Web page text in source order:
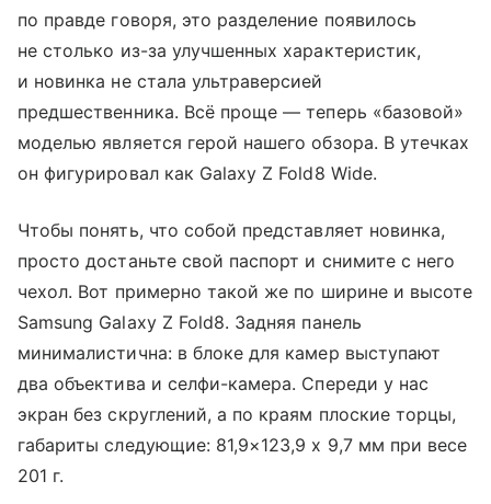
по правде говоря, это разделение появилось
не столько из-за улучшенных характеристик,
и новинка не стала ультраверсией
предшественника. Всё проще — теперь «базовой»
моделью является герой нашего обзора. В утечках
он фигурировал как Galaxy Z Fold8 Wide.
Чтобы понять, что собой представляет новинка,
просто достаньте свой паспорт и снимите с него
чехол. Вот примерно такой же по ширине и высоте
Samsung Galaxy Z Fold8. Задняя панель
минималистична: в блоке для камер выступают
два объектива и селфи-камера. Спереди у нас
экран без скруглений, а по краям плоские торцы,
габариты следующие: 81,9×123,9 х 9,7 мм при весе
201 г.